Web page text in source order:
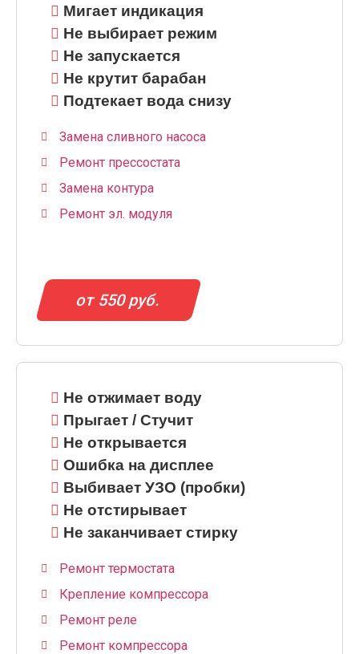
Мигает индикация
Не выбирает режим
Не запускается
Не крутит барабан
Подтекает вода снизу
Замена сливного насоса
Ремонт прессостата
Замена контура
Ремонт эл. модуля
от 550 руб.
Не отжимает воду
Прыгает / Стучит
Не открывается
Ошибка на дисплее
Выбивает УЗО (пробки)
Не отстирывает
Не заканчивает стирку
Ремонт термостата
Крепление компрессора
Ремонт реле
Ремонт компрессора